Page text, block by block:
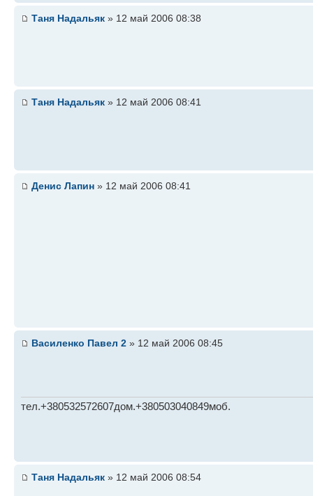
Таня Надальяк » 12 май 2006 08:38
Таня Надальяк » 12 май 2006 08:41
Денис Лапин » 12 май 2006 08:41
Василенко Павел 2 » 12 май 2006 08:45
тел.+380532572607дом.+380503040849моб.
Таня Надальяк » 12 май 2006 08:54